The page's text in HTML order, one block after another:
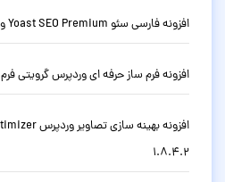
افزونه فارسی سئو Yoast SEO Premium وردپرس نسخه حرفه ای 28.1
افزونه فرم ساز حرفه ای وردپرس گرویتی فرم Gravity Forms نسخه 3.0.0
1.8.4.2